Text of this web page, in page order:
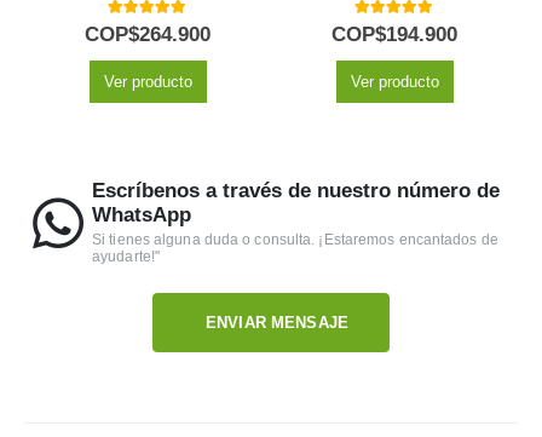
5.00out of 5
COP$264.900
Ver producto
5.00out of 5
COP$194.900
Ver producto
Escríbenos a través de nuestro número de
WhatsApp
Si tienes alguna duda o consulta. ¡Estaremos encantados de
ayudarte!"
ENVIAR MENSAJE